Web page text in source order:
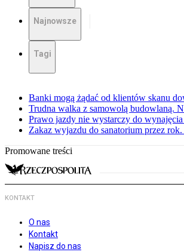
Najnowsze
Tagi
Banki mogą żądać od klientów skanu
Trudna walka z samowolą budowlaną.
Prawo jazdy nie wystarczy do
Zakaz wyjazdu do sanatorium przez
Promowane treści
KONTAKT
O nas
Kontakt
Napisz do nas